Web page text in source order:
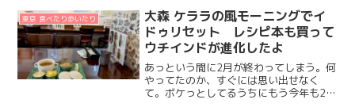
考えずに、出先で見かけた新しかったり
変わってるお菓子を買っ...
東京 食べたり歩いたり
大森 ケララの風モーニングでイ
ドゥリセット レシピ本も買って
ウチインドが進化したよ
あっという間に2月が終わってしまう。何
やってたのか、すぐには思い出せなく
て。ボケっとしてるうちにもう今年も2カ